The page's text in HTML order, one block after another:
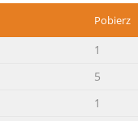
Pobierz
1
5
1